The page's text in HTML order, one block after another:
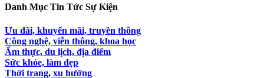
Danh Mục Tin Tức Sự Kiện
Ưu đãi, khuyến mãi, truyền thông
Công nghệ, viễn thông, khoa học
Ẩm thực, du lịch, địa điểm
Sức khỏe, làm đẹp
Thời trang, xu hướng